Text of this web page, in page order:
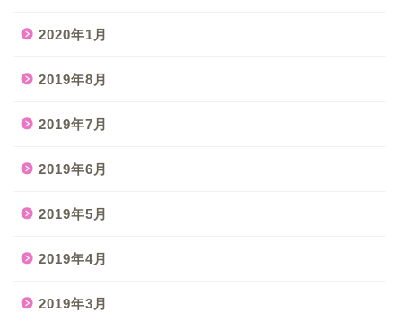
2020年1月
2019年8月
2019年7月
2019年6月
2019年5月
2019年4月
2019年3月